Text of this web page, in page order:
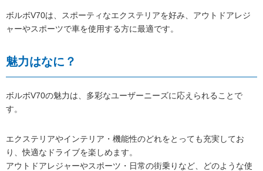
ボルボV70は、スポーティなエクステリアを好み、アウトドアレジ
ャーやスポーツで車を使用する方に最適です。
魅力はなに？
ボルボV70の魅力は、多彩なユーザーニーズに応えられることで
す。
エクステリアやインテリア・機能性のどれをとっても充実してお
り、快適なドライブを楽しめます。
アウトドアレジャーやスポーツ・日常の街乗りなど、どのような使